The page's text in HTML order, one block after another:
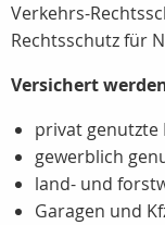
Verkehrs-
Rechtsschutz für
Versichert
privat genutzte
gewerblich
land- und
Garagen und